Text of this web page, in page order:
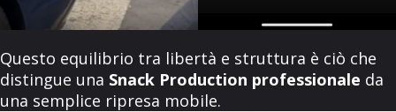
Questo equilibrio tra libertà e struttura è ciò che
distingue una Snack Production professionale da
una semplice ripresa mobile.